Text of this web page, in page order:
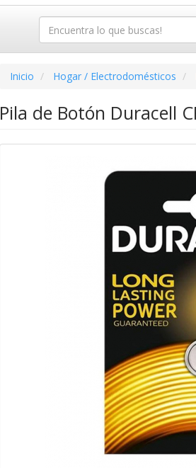
Inicio Hogar / Electrodomésticos
Pila de Botón Duracell